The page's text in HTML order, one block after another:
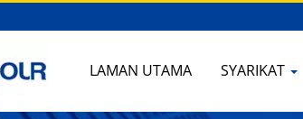
LAMAN UTAMA SYARIKAT